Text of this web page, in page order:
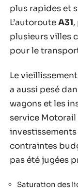
plus rapides et
L’autorouteA31,
plusieurs villes
pour le
Le
a aussi pesé
wagons et les
service
contraintes
pas été jugées
Saturation des